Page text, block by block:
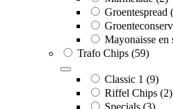
Groentespread
Mayonaisse en
Trafo Chips (59)
Classic 1 (9)
Riffel Chips (2)
Specials (3)